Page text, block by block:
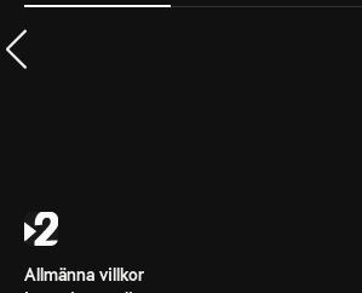
Allmänna villkor